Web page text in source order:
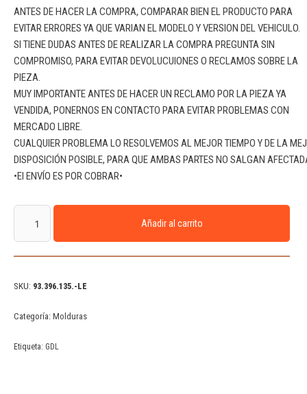
ANTES DE HACER LA COMPRA, COMPARAR BIEN EL PRODUCTO PARA
EVITAR ERRORES YA QUE VARIAN EL MODELO Y VERSION DEL VEHICULO.
SI TIENE DUDAS ANTES DE REALIZAR LA COMPRA PREGUNTA SIN
COMPROMISO, PARA EVITAR DEVOLUCUIONES O RECLAMOS SOBRE LA
PIEZA.
MUY IMPORTANTE ANTES DE HACER UN RECLAMO POR LA PIEZA YA
VENDIDA, PONERNOS EN CONTACTO PARA EVITAR PROBLEMAS CON
MERCADO LIBRE.
CUALQUIER PROBLEMA LO RESOLVEMOS AL MEJOR TIEMPO Y DE LA
DISPOSICIÓN POSIBLE, PARA QUE AMBAS PARTES NO SALGAN
•El ENVÍO ES POR COBRAR•
Añadir al carrito
SKU: 93.396.135.-LE
Categoría: Molduras
Etiqueta: GDL